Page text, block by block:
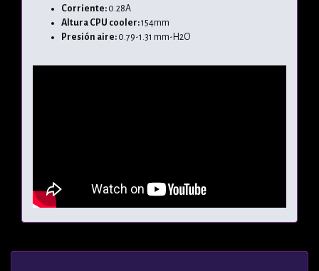
Corriente: 0.28A
Altura CPU cooler:154mm
Presión aire: 0.79-1.31 mm-H2O